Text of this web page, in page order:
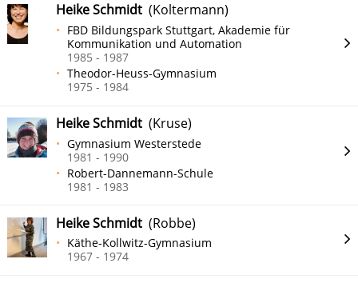
Heike Schmidt (Koltermann)
FBD Bildungspark Stuttgart, Akademie für
Kommunikation und Automation
1985 - 1987
Theodor-Heuss-Gymnasium
1975 - 1984
Heike Schmidt (Kruse)
Gymnasium Westerstede
1981 - 1990
Robert-Dannemann-Schule
1981 - 1983
Heike Schmidt (Robbe)
Käthe-Kollwitz-Gymnasium
1967 - 1974